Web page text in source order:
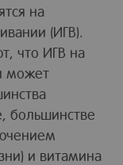
на
(ИГВ).
что ИГВ на
может
большинстве
и витамина